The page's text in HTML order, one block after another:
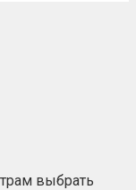
выбрать